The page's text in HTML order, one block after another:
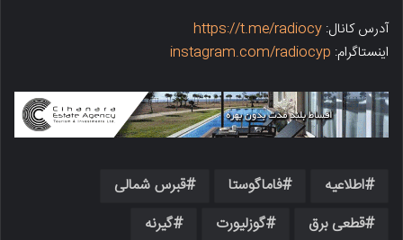
آدرس کانال: https://t.me/radiocy
اینستاگرام: instagram.com/radiocyp
اطلاعیه فاماگوستا
قبرس شمالی
قطعی برق
گوزلیورت گیرنه